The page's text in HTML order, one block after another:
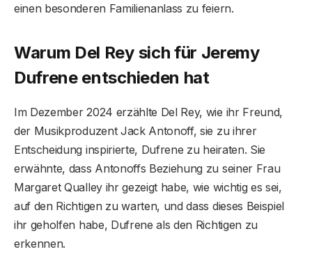
einen besonderen Familienanlass zu feiern.
Warum Del Rey sich für Jeremy
Dufrene entschieden hat
Im Dezember 2024 erzählte Del Rey, wie ihr Freund,
der Musikproduzent Jack Antonoff, sie zu ihrer
Entscheidung inspirierte, Dufrene zu heiraten. Sie
erwähnte, dass Antonoffs Beziehung zu seiner Frau
Margaret Qualley ihr gezeigt habe, wie wichtig es sei,
auf den Richtigen zu warten, und dass dieses Beispiel
ihr geholfen habe, Dufrene als den Richtigen zu
erkennen.